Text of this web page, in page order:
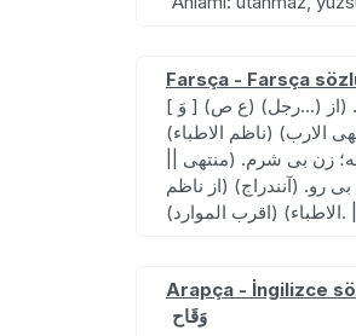
Farsça - Farsça
(از
زن بی شرم. (منتهی
رو. (آنندراج) (از ناظم
|| ...
Arapça - İngilizce
وَقَاح